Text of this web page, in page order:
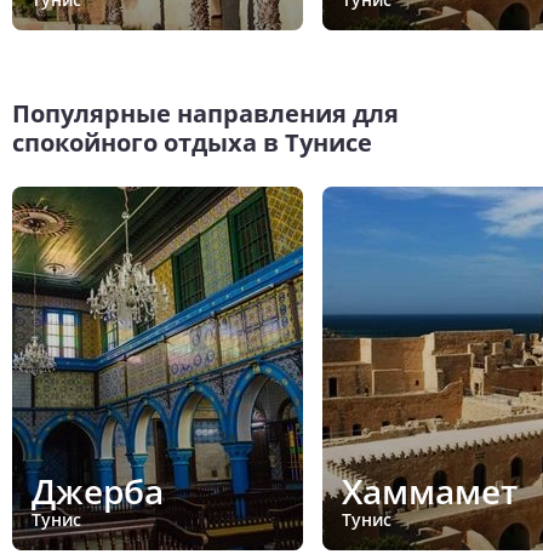
Популярные направления для
спокойного отдыха в Тунисе
Джерба
Тунис
Хаммамет
Тунис